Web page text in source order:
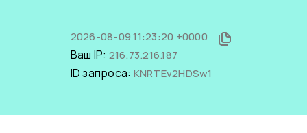
2026-08-09 11:23:20 +0000
Ваш IP: 216.73.216.187
ID запроса: KNRTEv2HDSw1